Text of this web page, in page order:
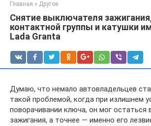
Главная » Другое
Снятие выключателя
контактной группы и катушки
Lada Granta
Думаю, что немало автовладельцев
такой проблемой, когда при излишнем
поворачивании ключа, он мог остаться
зажигания, а точнее — именно его